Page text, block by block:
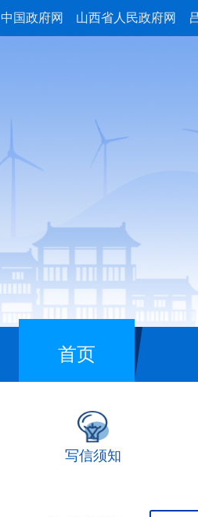
中国政府网 山西省人民政府网
首页
写信须知